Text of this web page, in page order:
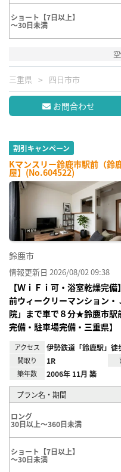
ショート【7日以上】
～30日未満
三重県 四日市市
お問合わせ
割引キャンペーン
Kマンスリー鈴鹿市駅前（鈴
屋】(No.604522)
鈴鹿市
情報更新日 2026/08/02 09:38
【ＷｉＦｉ可・浴室乾燥完
前ウィークリーマンション
院」まで車で８分★鈴鹿市駅
完備・駐車場完備・三重県】
アクセス 伊勢鉄道「鈴鹿駅」徒
間取り 1R
築年数 2006年 11月 築
プラン名・期間
ロング
30日以上～360日未満
ショート【7日以上】
～30日未満